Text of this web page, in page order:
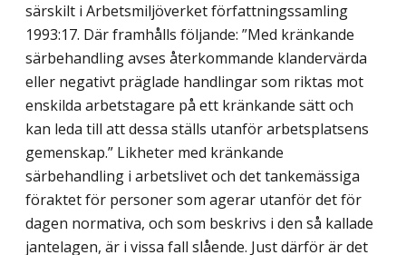
särskilt i Arbetsmiljöverket författningssamling
1993:17. Där framhålls följande: ”Med kränkande
särbehandling avses återkommande klandervärda
eller negativt präglade handlingar som riktas mot
enskilda arbetstagare på ett kränkande sätt och
kan leda till att dessa ställs utanför arbetsplatsens
gemenskap.” Likheter med kränkande
särbehandling i arbetslivet och det tankemässiga
föraktet för personer som agerar utanför det för
dagen normativa, och som beskrivs i den så kallade
jantelagen, är i vissa fall slående. Just därför är det